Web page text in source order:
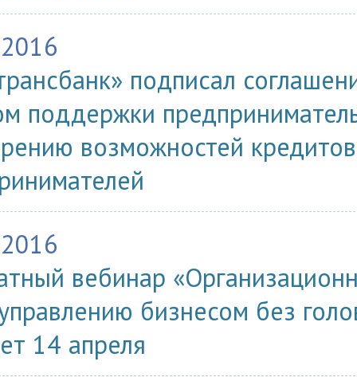
подписал
поддержки
возможностей
вебинар
бизнесом без
14 апреля